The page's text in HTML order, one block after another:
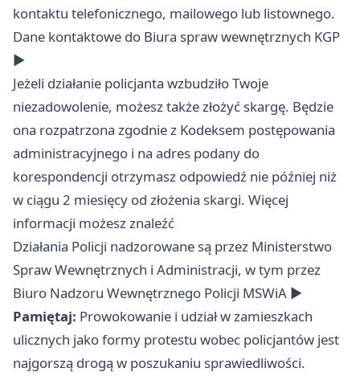
kontaktu telefonicznego, mailowego lub listownego.
Dane kontaktowe do Biura spraw wewnętrznych KGP
►
Jeżeli działanie policjanta wzbudziło Twoje
niezadowolenie, możesz także złożyć skargę. Będzie
ona rozpatrzona zgodnie z Kodeksem postępowania
administracyjnego i na adres podany do
korespondencji otrzymasz odpowiedź nie później niż
w ciągu 2 miesięcy od złożenia skargi. Więcej
informacji możesz znaleźć
Działania Policji nadzorowane są przez Ministerstwo
Spraw Wewnętrznych i Administracji, w tym przez
Biuro Nadzoru Wewnętrznego Policji MSWiA ►
Pamiętaj: Prowokowanie i udział w zamieszkach
ulicznych jako formy protestu wobec policjantów jest
najgorszą drogą w poszukaniu sprawiedliwości.